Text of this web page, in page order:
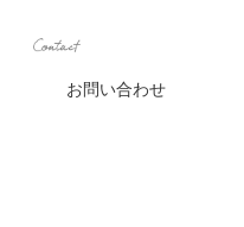
お問い合わせ